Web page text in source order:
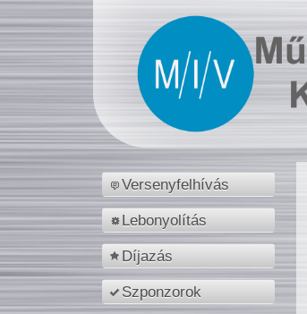
Versenyfelhívás
Lebonyolítás
Díjazás
Szponzorok